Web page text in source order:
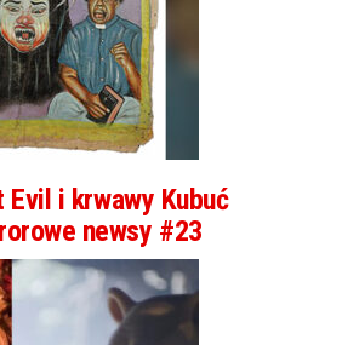
Evil i krwawy Kubuć
newsy #23